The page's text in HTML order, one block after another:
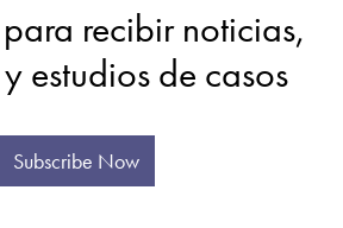
recibir noticias,
estudios de casos
Subscribe Now